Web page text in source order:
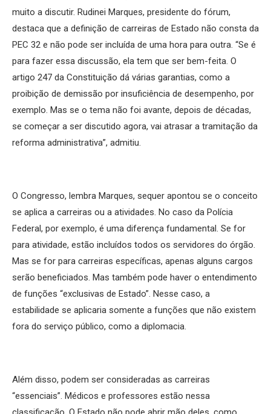
muito a discutir. Rudinei Marques, presidente do fórum,
destaca que a definição de carreiras de Estado não consta da
PEC 32 e não pode ser incluída de uma hora para outra. “Se é
para fazer essa discussão, ela tem que ser bem-feita. O
artigo 247 da Constituição dá várias garantias, como a
proibição de demissão por insuficiência de desempenho, por
exemplo. Mas se o tema não foi avante, depois de décadas,
se começar a ser discutido agora, vai atrasar a tramitação da
reforma administrativa”, admitiu.
O Congresso, lembra Marques, sequer apontou se o conceito
se aplica a carreiras ou a atividades. No caso da Polícia
Federal, por exemplo, é uma diferença fundamental. Se for
para atividade, estão incluídos todos os servidores do órgão.
Mas se for para carreiras específicas, apenas alguns cargos
serão beneficiados. Mas também pode haver o entendimento
de funções “exclusivas de Estado”. Nesse caso, a
estabilidade se aplicaria somente a funções que não existem
fora do serviço público, como a diplomacia.
Além disso, podem ser consideradas as carreiras
“essenciais”. Médicos e professores estão nessa